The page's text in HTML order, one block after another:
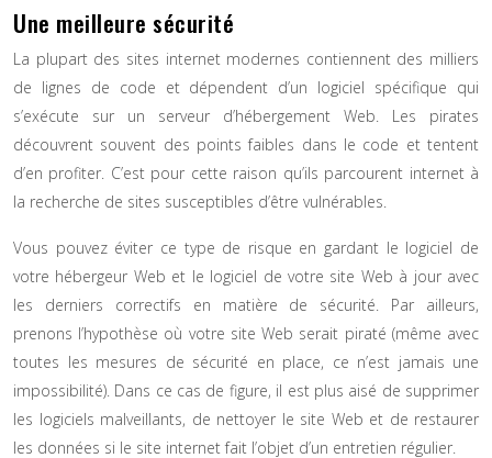
Une meilleure sécurité
La plupart des sites internet modernes contiennent des milliers
de lignes de code et dépendent d’un logiciel spécifique qui
s’exécute sur un serveur d’hébergement Web. Les pirates
découvrent souvent des points faibles dans le code et tentent
d’en profiter. C’est pour cette raison qu’ils parcourent internet à
la recherche de sites susceptibles d’être vulnérables.
Vous pouvez éviter ce type de risque en gardant le logiciel de
votre hébergeur Web et le logiciel de votre site Web à jour avec
les derniers correctifs en matière de sécurité. Par ailleurs,
prenons l’hypothèse où votre site Web serait piraté (même avec
toutes les mesures de sécurité en place, ce n’est jamais une
impossibilité). Dans ce cas de figure, il est plus aisé de supprimer
les logiciels malveillants, de nettoyer le site Web et de restaurer
les données si le site internet fait l’objet d’un entretien régulier.